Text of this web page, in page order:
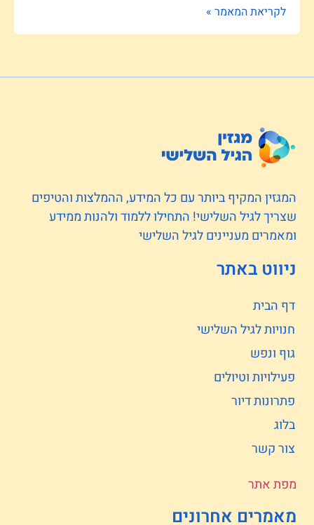
לקריאת המאמר »
המגזין המקיף ביותר עם כל המידע, ההמלצות והטיפים
שצריך לגיל השלישי! התחילו ללמוד ולהנות ממידע
ומאמרים מעניינים לגיל השלישי
ניווט באתר
דף הבית
חנויות לגיל השלישי
גוף ונפש
פעילויות וטיולים
פתרונות דיור
בלוג
צור קשר
מפת אתר
מאמרים אחרונים